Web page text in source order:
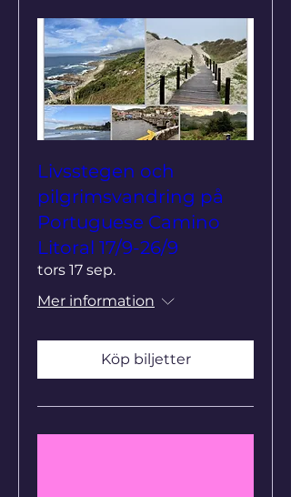
Livsstegen och
pilgrimsvandring på
Portuguese Camino
Litoral 17/9-26/9
tors 17 sep.
Mer information
Köp biljetter